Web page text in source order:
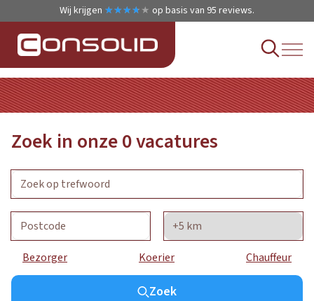
Wij krijgen ★
★★
★★
★★
★ ★
★ op basis van 95 reviews.
Zoek in onze0vacatures
Bezorger Koerier Chauffeur
Zoek